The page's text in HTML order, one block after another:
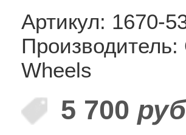
Артикул: 1670-
Wheels
5 700